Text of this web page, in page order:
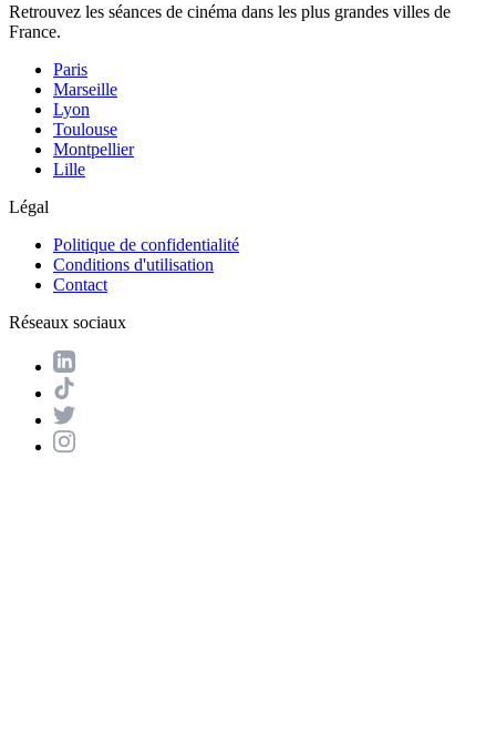
Retrouvez les séances de cinéma dans les plus grandes villes de
France.
Paris
Marseille
Lyon
Toulouse
Montpellier
Lille
Légal
Politique de confidentialité
Conditions d'utilisation
Contact
Réseaux sociaux